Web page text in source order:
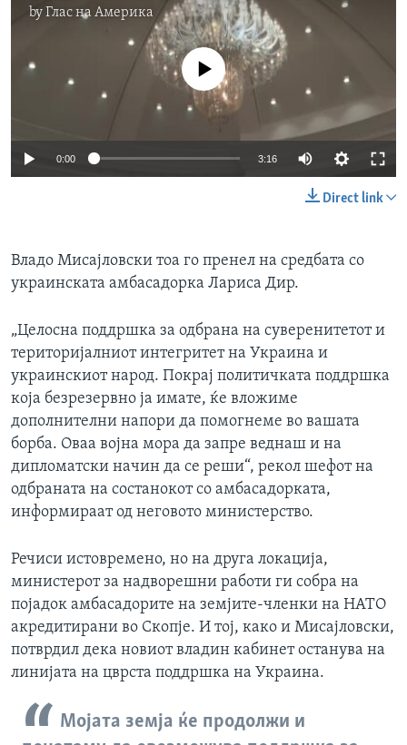
byГлас на Америка
No media source currently available
0:00 3:16
Direct link
Владо Мисајловски тоа го пренел на средбата со
украинската амбасадорка Лариса Дир.
„Целосна поддршка за одбрана на суверенитетот и
територијалниот интегритет на Украина и
украинскиот народ. Покрај политичката поддршка
која безрезервно ја имате, ќе вложиме
дополнителни напори да помогнеме во вашата
борба. Оваа војна мора да запре веднаш и на
дипломатски начин да се реши“, рекол шефот на
одбраната на состанокот со амбасадорката,
информираат од неговото министерство.
Речиси истовремено, но на друга локација,
министерот за надворешни работи ги собра на
појадок амбасадорите на земјите-членки на НАТО
акредитирани во Скопје. И тој, како и Мисајловски,
потврдил дека новиот владин кабинет останува на
линијата на цврста поддршка на Украина.
Мојата земја ќе продолжи и